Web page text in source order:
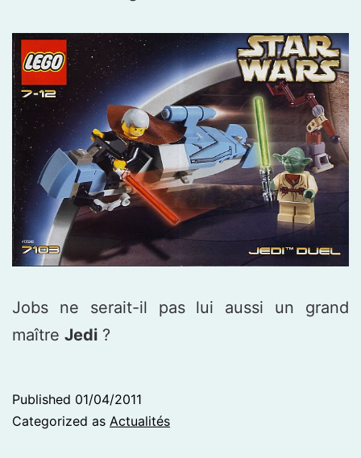
Jobs ne serait-il pas lui aussi un grand
maître Jedi ?
Published 01/04/2011
Categorized as Actualités